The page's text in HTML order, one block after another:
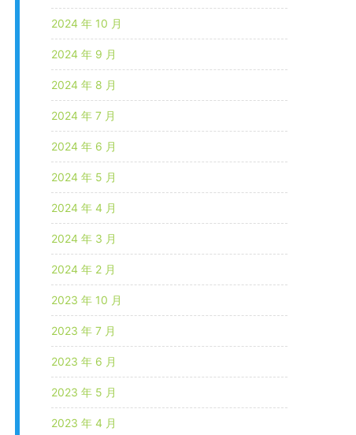
2024 年 10 月
2024 年 9 月
2024 年 8 月
2024 年 7 月
2024 年 6 月
2024 年 5 月
2024 年 4 月
2024 年 3 月
2024 年 2 月
2023 年 10 月
2023 年 7 月
2023 年 6 月
2023 年 5 月
2023 年 4 月